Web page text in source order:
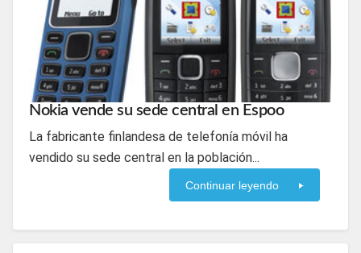
Nokia vende su sede central en Espoo
La fabricante finlandesa de telefonía móvil ha
vendido su sede central en la población...
Continuar leyendo